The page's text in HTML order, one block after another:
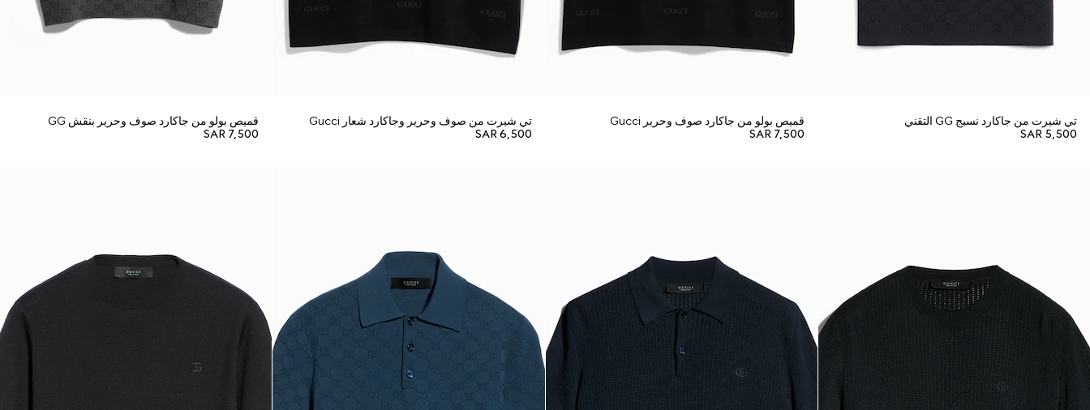
تي شيرت من جاكارد نسيج GG التقني
SAR 5,500
قميص بولو من جاكارد صوف وحرير Gucci
SAR 7,500
تي شيرت من صوف وحرير وجاكارد شعار Gucci
SAR 6,500
قميص بولو من جاكارد صوف وحرير بنقش GG
SAR 7,500